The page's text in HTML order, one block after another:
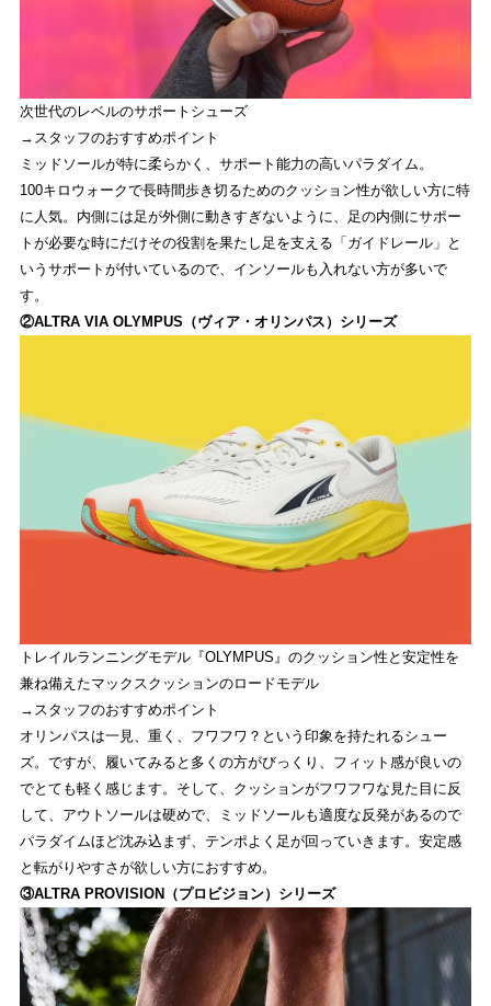
次世代のレベルのサポートシューズ
→スタッフのおすすめポイント
ミッドソールが特に柔らかく、サポート能力の高いパラダイム。
100キロウォークで長時間歩き切るためのクッション性が欲しい方に特
に人気。内側には足が外側に動きすぎないように、足の内側にサポー
トが必要な時にだけその役割を果たし足を支える「ガイドレール」と
いうサポートが付いているので、インソールも入れない方が多いで
す。
②ALTRA VIA OLYMPUS（ヴィア・オリンパス）シリーズ
トレイルランニングモデル『OLYMPUS』のクッション性と安定性を
兼ね備えたマックスクッションのロードモデル
→スタッフのおすすめポイント
オリンパスは一見、重く、フワフワ？という印象を持たれるシュー
ズ。ですが、履いてみると多くの方がびっくり、フィット感が良いの
でとても軽く感じます。そして、クッションがフワフワな見た目に反
して、アウトソールは硬めで、ミッドソールも適度な反発があるので
パラダイムほど沈み込まず、テンポよく足が回っていきます。安定感
と転がりやすさが欲しい方におすすめ。
③ALTRA PROVISION（プロビジョン）シリーズ